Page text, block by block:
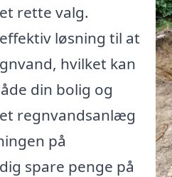
rette valg.
løsning til at
hvilket kan
din bolig og
regnvandsanlæg
på
spare penge på